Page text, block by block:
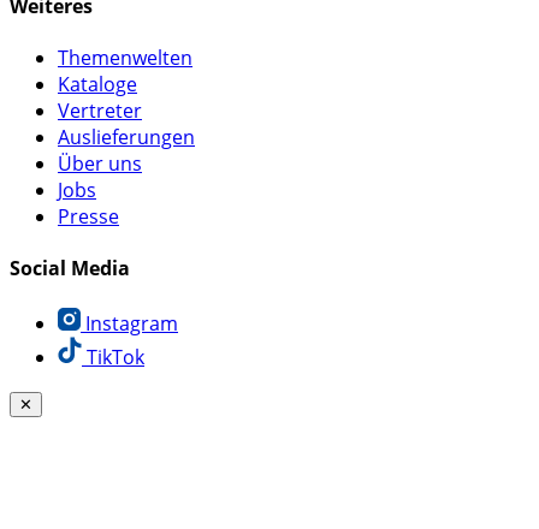
Weiteres
Themenwelten
Kataloge
Vertreter
Auslieferungen
Über uns
Jobs
Presse
Social Media
Instagram
TikTok
✕